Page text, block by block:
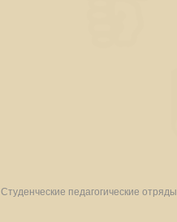
Студенческие педагогические отряды